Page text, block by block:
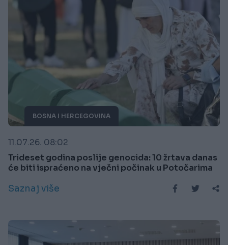
BOSNA I HERCEGOVINA
11.07.26. 08:02
Trideset godina poslije genocida: 10 žrtava danas
će biti ispraćeno na vječni počinak u Potočarima
Saznaj više